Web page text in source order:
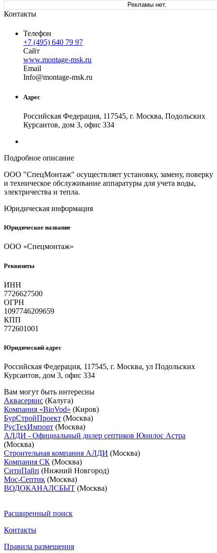
Рекламы нет.
Контакты
Телефон
+7 (495) 640 79 97
Сайт
www.montage-msk.ru
Email
Info@montage-msk.ru
Адрес
Российская Федерация, 117545, г. Москва, Подольских
Курсантов, дом 3, офис 334
Подробное описание
ООО "СпецМонтаж" осуществляет установку, замену, поверку
и техническое обслуживание аппаратуры для учета воды,
электричества и тепла.
Юридическая информация
Юридическое название
ООО «Спецмонтаж»
Реквизиты
ИНН
7726627500
ОГРН
1097746209659
КПП
772601001
Юридический адрес
Российская Федерация, 117545, г. Москва, ул Подольских
Курсантов, дом 3, офис 334
Вам могут быть интересны
Аквасервис (Калуга)
Компания «BioVod» (Киров)
БурСтройПроект (Москва)
РусТехИмпорт (Москва)
АЛДИ - Официальный дилер септиков Юнилос Астра
(Москва)
Строительная компания АЛДИ (Москва)
Компания СК (Москва)
СитиПайп (Нижний Новгород)
Мос-Септик (Москва)
ВОДОКАНАЛСБЫТ (Москва)
Расширенный поиск
Контакты
Правила размещения